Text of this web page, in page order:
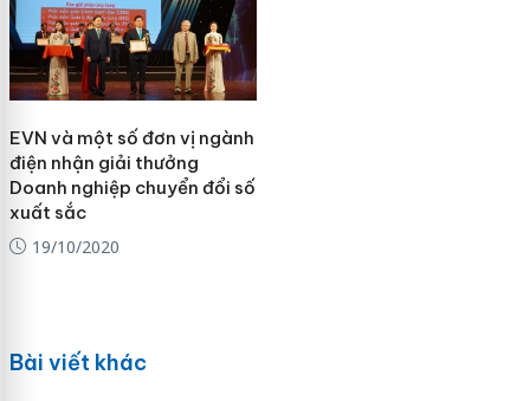
EVN và một số đơn vị ngành
điện nhận giải thưởng
Doanh nghiệp chuyển đổi số
xuất sắc
19/10/2020
Bài viết khác